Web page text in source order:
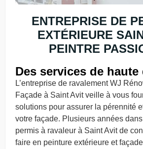
ENTREPRISE DE
EXTÉRIEURE
PEINTRE
Des services de
L’entreprise de ravalement WJ
Façade à Saint Avit veille à vous
solutions pour assurer la pérennité
votre façade. Plusieurs années
permis à ravaleur à Saint Avit de
faire en peinture extérieure et